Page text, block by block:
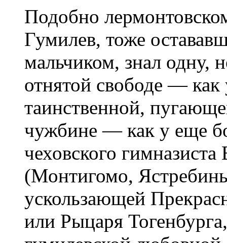
Подобно
Гумилев, тоже
мальчиком, знал одну,
отнятой свободе —
таинственной,
чужбине — как у еще
чеховского
(Монтигомо,
ускользающей
или Рыцаря